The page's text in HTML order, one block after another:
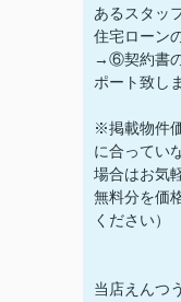
あるスタ
住宅ローン
→⑥契約書
ポート致し
※掲載物件
に合ってい
場合はお気
無料分を価
ください）
当店えんつ